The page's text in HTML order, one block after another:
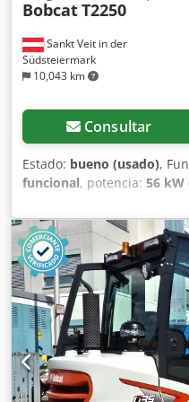
Sankt Veit in der
Südsteiermark
10,043 km
BobcatT2250
Consultar
Estado: bueno (usado),
funcional, potencia: 56 kW
, tipo de
elevación:2,200 kg/m,
funcionamiento:4,871 h,
para palés , Cargadora
fabricación: 2008 Según
de elevación: 2,2
Potencia: 56 kW
Altura total: solo 198 cm
horquilla - Acoplamiento
auxiliar hasta el soporte
cuatro ruedas - 3 modos